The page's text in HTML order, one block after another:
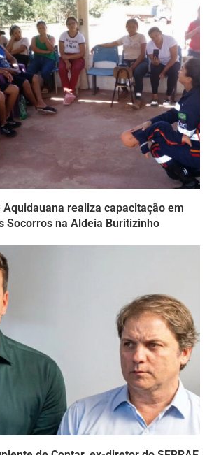
Aquidauana realiza capacitação em
Socorros na Aldeia Buritizinho